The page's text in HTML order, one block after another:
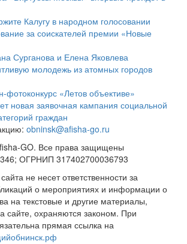
Калугу в народном голосовании
за соискателей премии «Новые
Сурганова и Елена Яковлева
молодежь из атомных городов
фотоконкурс «Летов объективе»
новая заявочная кампания социальной
граждан
obninsk@afisha-go.ru
GO. Все права защищены
ОГРНИП 317402700036793
не несет ответственности за
о мероприятиях и информации о
на текстовые и другие материалы,
сайте, охраняются законом. При
прямая ссылка на